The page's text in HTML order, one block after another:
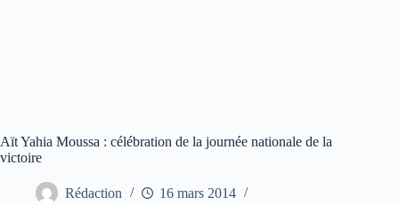
Aït Yahia Moussa : célébration de la journée nationale de la
victoire
Rédaction
16 mars 2014